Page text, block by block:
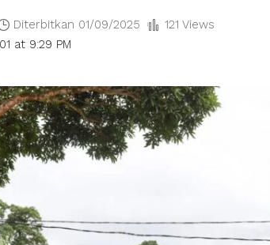
at 9:29 PM
Diterbitkan 01/09/2025 121 Views